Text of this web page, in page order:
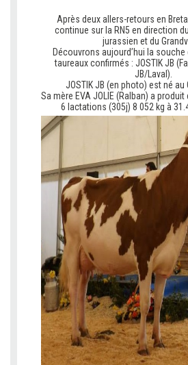
Après deux allers-retours en
continue sur la RN5 en direction
jurassien et du
Découvrons aujourd’hui la souche
taureaux confirmés : JOSTIK JB
JB/Laval).
JOSTIK JB (en photo) est né au
Sa mère EVA JOLIE (Ralban) a
6 lactations (305j) 8 052 kg à